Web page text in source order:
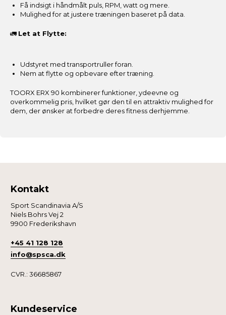
Få indsigt i håndmålt puls, RPM, watt og mere.
Mulighed for at justere træningen baseret på data.
🚛 Let at Flytte:
Udstyret med transportruller foran.
Nem at flytte og opbevare efter træning.
TOORX ERX 90 kombinerer funktioner, ydeevne og
overkommelig pris, hvilket gør den til en attraktiv mulighed for
dem, der ønsker at forbedre deres fitness derhjemme.
Kontakt
Sport Scandinavia A/S
Niels Bohrs Vej 2
9900 Frederikshavn
+45 41 128 128
info@spsca.dk
CVR.: 36685867
Kundeservice